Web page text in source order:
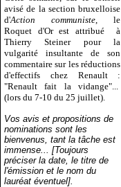
avisé de la section bruxelloise
d'Action communiste , le
Roquet d'Or est attribué
à
Thierry Steiner pour la
vulgarité insultante de son
commentaire sur les réductions
d'effectifs chez Renault :
"Renault fait la vidange"...
(lors du 7-10 du 25 juillet).
Vos avis et propositions de
nominations sont les
bienvenus, tant la tâche est
immense... [Toujours
préciser la date, le titre de
l'émission et le nom du
lauréat éventuel].